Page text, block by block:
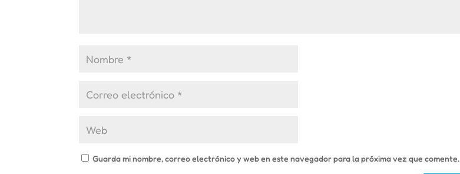
Guarda mi nombre, correo electrónico y web en este navegador para la próxima vez que comente.